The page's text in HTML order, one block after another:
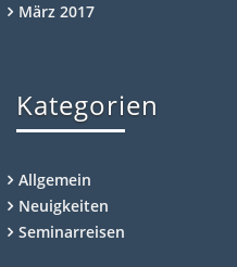
März 2017
Kategorien
Allgemein
Neuigkeiten
Seminarreisen